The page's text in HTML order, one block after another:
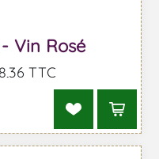
Vin Rosé
TTC